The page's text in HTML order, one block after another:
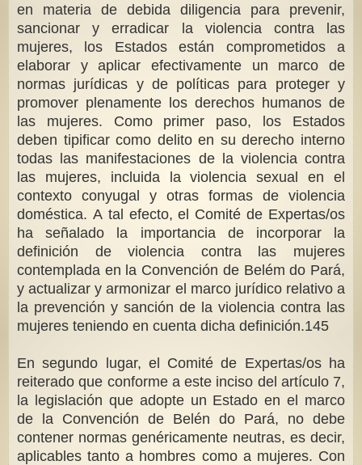
en materia de debida diligencia para prevenir,
sancionar y erradicar la violencia contra las
mujeres, los Estados están comprometidos a
elaborar y aplicar efectivamente un marco de
normas jurídicas y de políticas para proteger y
promover plenamente los derechos humanos de
las mujeres. Como primer paso, los Estados
deben tipificar como delito en su derecho interno
todas las manifestaciones de la violencia contra
las mujeres, incluida la violencia sexual en el
contexto conyugal y otras formas de violencia
doméstica. A tal efecto, el Comité de Expertas/os
ha señalado la importancia de incorporar la
definición de violencia contra las mujeres
contemplada en la Convención de Belém do Pará,
y actualizar y armonizar el marco jurídico relativo a
la prevención y sanción de la violencia contra las
mujeres teniendo en cuenta dicha definición.145
En segundo lugar, el Comité de Expertas/os ha
reiterado que conforme a este inciso del artículo 7,
la legislación que adopte un Estado en el marco
de la Convención de Belén do Pará, no debe
contener normas genéricamente neutras, es decir,
aplicables tanto a hombres como a mujeres. Con